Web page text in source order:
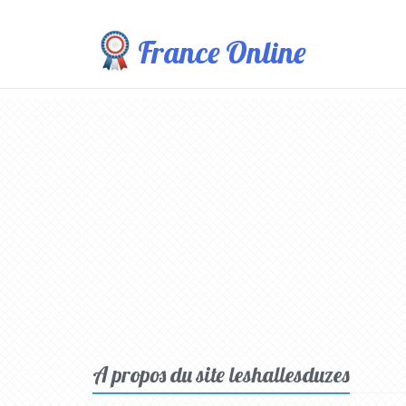
France Online
A propos du site leshallesduzes